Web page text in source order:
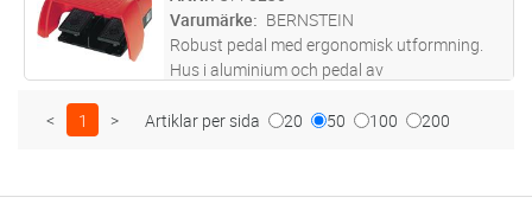
Varumärke
BERNSTEIN
Robust pedal med ergonomisk utformning.
Hus i aluminium och pedal av
med huv, med kontakt 1 NO+1 NC
< 1 > Artiklar per sida 20 50 100 200